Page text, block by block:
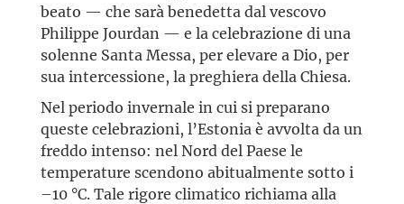
beato — che sarà benedetta dal vescovo
Philippe Jourdan — e la celebrazione di una
solenne Santa Messa, per elevare a Dio, per
sua intercessione, la preghiera della Chiesa.
Nel periodo invernale in cui si preparano
queste celebrazioni, l’Estonia è avvolta da un
freddo intenso: nel Nord del Paese le
temperature scendono abitualmente sotto i
–10 °C. Tale rigore climatico richiama alla